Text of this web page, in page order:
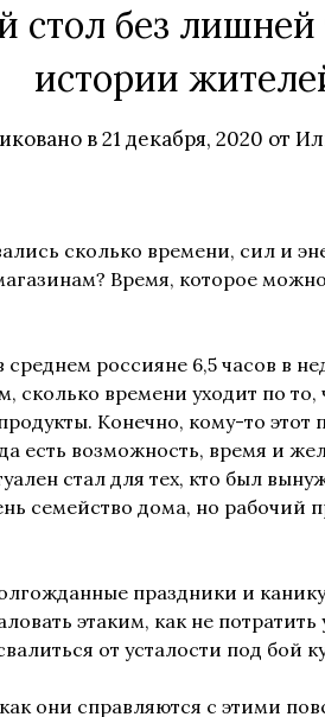
стол без
истории
в21 декабря, 2020 от
сколько времени, сил и
Время, которое
среднем россияне 6,5 часов в
сколько времени уходит по
Конечно, кому-то этот
есть возможность, время и
стал для тех, кто был
семейство дома, но рабочий
праздники и
этаким, как не
от усталости под бой
они справляются с этими